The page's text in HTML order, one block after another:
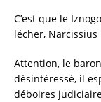
C’est que le
lécher,
Attention, le
désintéressé, il
déboires